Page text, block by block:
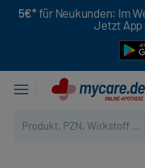
5€* für Neukunden: Im
Jetzt App